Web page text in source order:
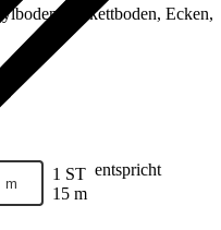
Parkettboden, Ecken,
m 1 ST entspricht
15 m